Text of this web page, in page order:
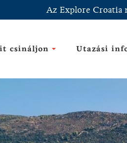
Az Explore Croatia
csináljon Utazási